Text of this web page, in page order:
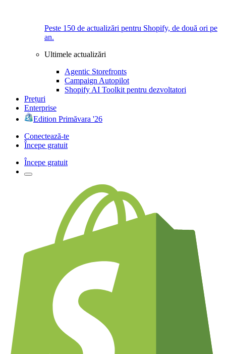
Peste 150 de actualizări pentru Shopify, de două ori pe
an.
Ultimele actualizări
Agentic Storefronts
Campaign Autopilot
Shopify AI Toolkit pentru dezvoltatori
Prețuri
Enterprise
Edition Primăvara '26
Conectează-te
Începe gratuit
Începe gratuit